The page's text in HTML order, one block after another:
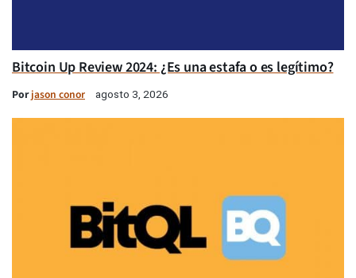
Bitcoin Up Review 2024: ¿Es una estafa o es legítimo?
Porjason conor agosto 3, 2026